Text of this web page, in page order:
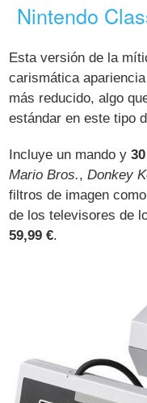
Nintendo
Esta versión de la
carismática
más reducido, algo
estándar en este tipo
Incluye un mando y
Mario Bros.,Donkey
filtros de imagen
de los televisores de
59,99 €.